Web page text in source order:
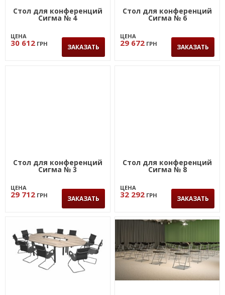
Стол для конференций
Сигма № 4
ЦЕНА
30 612 ГРН ЗАКАЗАТЬ
Стол для конференций
Сигма № 6
ЦЕНА
29 672 ГРН ЗАКАЗАТЬ
Стол для конференций
Сигма № 3
ЦЕНА
29 712 ГРН ЗАКАЗАТЬ
Стол для конференций
Сигма № 8
ЦЕНА
32 292 ГРН ЗАКАЗАТЬ